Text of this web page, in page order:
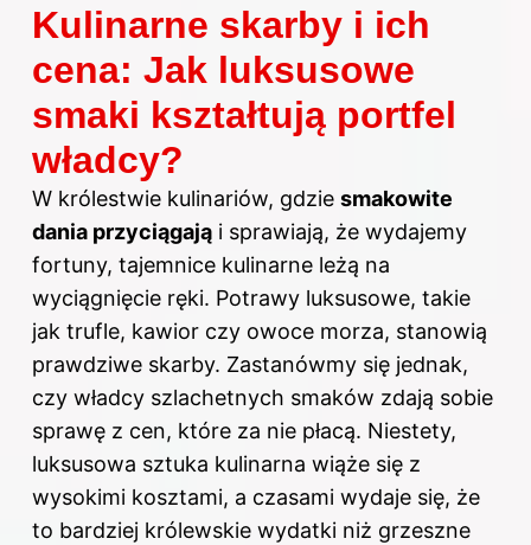
Kulinarne skarby i ich
cena: Jak luksusowe
smaki kształtują portfel
władcy?
W królestwie kulinariów, gdzie smakowite
dania przyciągają i sprawiają, że wydajemy
fortuny, tajemnice kulinarne leżą na
wyciągnięcie ręki. Potrawy luksusowe, takie
jak trufle, kawior czy owoce morza, stanowią
prawdziwe skarby. Zastanówmy się jednak,
czy władcy szlachetnych smaków zdają sobie
sprawę z cen, które za nie płacą. Niestety,
luksusowa sztuka kulinarna wiąże się z
wysokimi kosztami, a czasami wydaje się, że
to bardziej królewskie wydatki niż grzeszne